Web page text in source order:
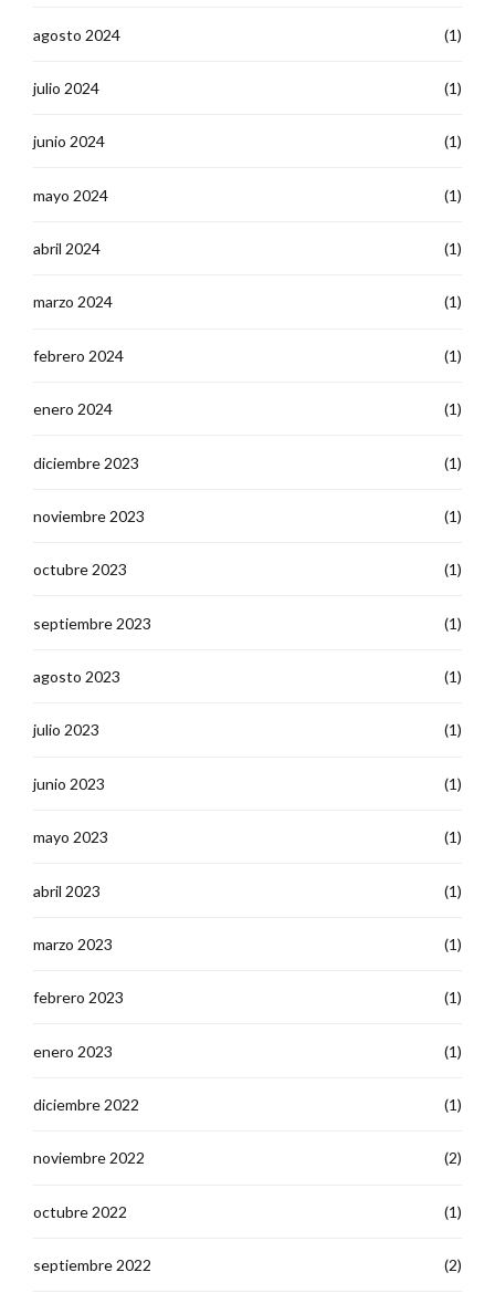
agosto 2024 (1)
julio 2024 (1)
junio 2024 (1)
mayo 2024 (1)
abril 2024 (1)
marzo 2024 (1)
febrero 2024 (1)
enero 2024 (1)
diciembre 2023 (1)
noviembre 2023 (1)
octubre 2023 (1)
septiembre 2023 (1)
agosto 2023 (1)
julio 2023 (1)
junio 2023 (1)
mayo 2023 (1)
abril 2023 (1)
marzo 2023 (1)
febrero 2023 (1)
enero 2023 (1)
diciembre 2022 (1)
noviembre 2022 (2)
octubre 2022 (1)
septiembre 2022 (2)